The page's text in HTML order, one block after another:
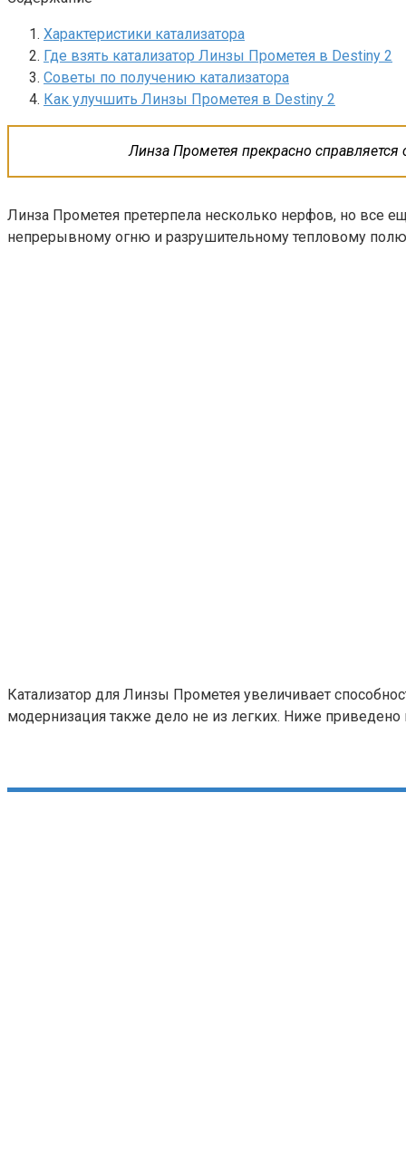
Характеристики катализатора
Где взять катализатор Линзы Прометея в Destiny 2
Советы по получению катализатора
Как улучшить Линзы Прометея в Destiny 2
Линза Прометея прекрасно справляется
Линза Прометея претерпела несколько нерфов, но все
непрерывному огню и разрушительному тепловому
Катализатор для Линзы Прометея увеличивает
модернизация также дело не из легких. Ниже